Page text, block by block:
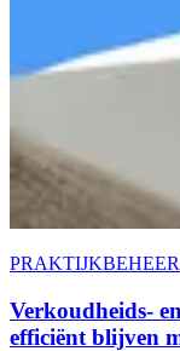
PRAKTIJKBEHEER
Verkoudheids-
efficiënt blijven